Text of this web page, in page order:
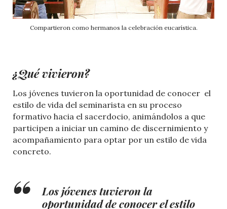
Compartieron como hermanos la celebración eucarística.
¿Qué vivieron?
Los jóvenes tuvieron la oportunidad de conocer el
estilo de vida del seminarista en su proceso
formativo hacia el sacerdocio, animándolos a que
participen a iniciar un camino de discernimiento y
acompañamiento para optar por un estilo de vida
concreto.
Los jóvenes tuvieron la
oportunidad de conocer el estilo